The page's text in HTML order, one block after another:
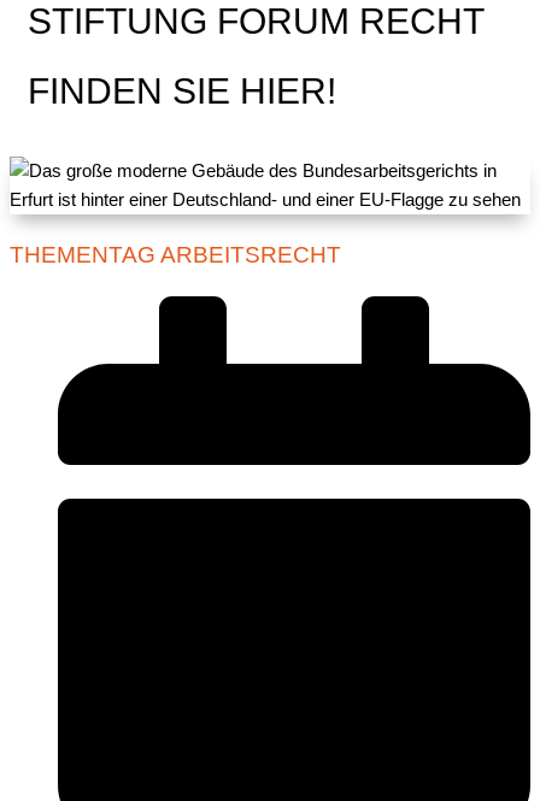
STIFTUNG FORUM RECHT
FINDEN SIE HIER!
THEMENTAG ARBEITSRECHT